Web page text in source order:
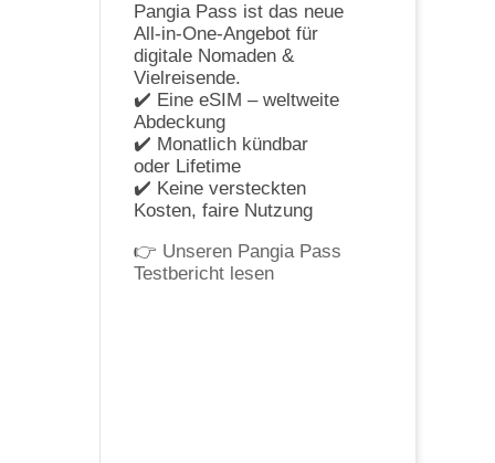
Pangia Pass ist das neue
All-in-One-Angebot für
digitale Nomaden &
Vielreisende.
✔️ Eine eSIM – weltweite
Abdeckung
✔️ Monatlich kündbar
oder Lifetime
✔️ Keine versteckten
Kosten, faire Nutzung
👉 Unseren Pangia Pass
Testbericht lesen